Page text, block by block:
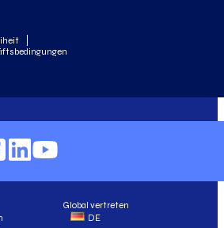
Global vertreten
DE